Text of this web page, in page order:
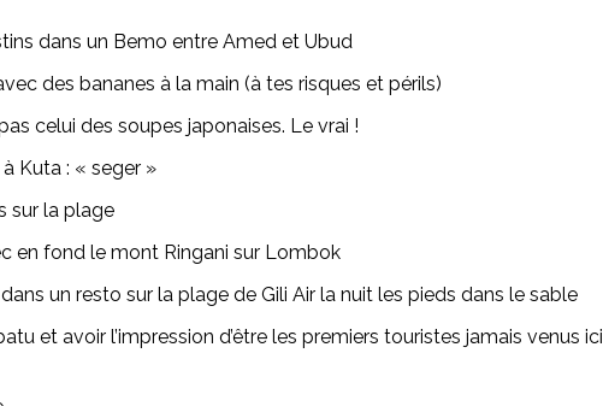
dans un Bemo entre Amed et Ubud
des bananes à la main (à tes risques et périls)
celui des soupes japonaises. Le vrai !
Kuta : « seger »
sur la plage
en fond le mont Ringani sur Lombok
un resto sur la plage de Gili Air la nuit les pieds dans le sable
et avoir l’impression d’être les premiers touristes jamais venus ici